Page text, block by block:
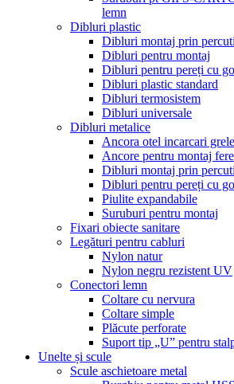
lemn
Dibluri plastic
Dibluri montaj prin
Dibluri pentru montaj
Dibluri pentru pereți cu
Dibluri plastic standard
Dibluri termosistem
Dibluri universale
Dibluri metalice
Ancora otel incarcari
Ancore pentru montaj
Dibluri montaj prin
Dibluri pentru pereți cu
Piulite expandabile
Suruburi pentru montaj
Fixari obiecte sanitare
Legături pentru cabluri
Nylon natur
Nylon negru rezistent UV
Conectori lemn
Coltare cu nervura
Coltare simple
Plăcute perforate
Suport tip „U” pentru
Unelte și scule
Scule aschietoare metal